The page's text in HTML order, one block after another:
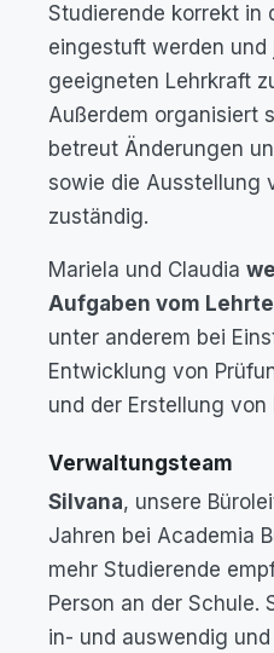
Studierende korrekt in
eingestuft werden und
geeigneten Lehrkraft
Außerdem organisiert
betreut Änderungen
sowie die Ausstellung
zuständig.
Mariela und Claudia
Aufgaben vom
unter anderem bei
Entwicklung von
und der Erstellung von
Verwaltungsteam
Silvana, unsere
Jahren bei Academia
mehr Studierende
Person an der Schule.
in- und auswendig